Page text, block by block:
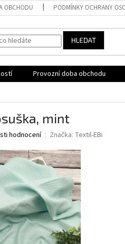
OBCHODU PODMÍNKY OCHRANY
HLEDAT
Provozní doba obchodu
mint
hodnocení Značka: Textil-EBi